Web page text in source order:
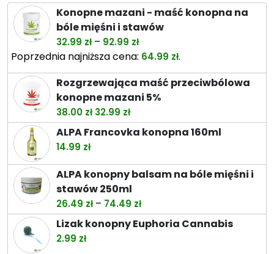
Palacio
PapaHemp
Konopne mazani - maść konopna na
bóle mięśni i stawów
32.99 zł – 92.99 złZakres
cen:
od
32.99 zł
do
Poprzednia najniższa cena: 64.99 zł.
Rozgrzewająca maść przeciwbólowa
konopne mazani 5%
38.00 zł Pierwotna
cena
32.99 złAktualna
cena
ALPA Francovka konopna 160ml
14.99 zł
ALPA konopny balsam na bóle mięśni i
stawów 250ml
26.49 zł – 74.49 złZakres
cen:
od
Lizak konopny Euphoria Cannabis
2.99 zł